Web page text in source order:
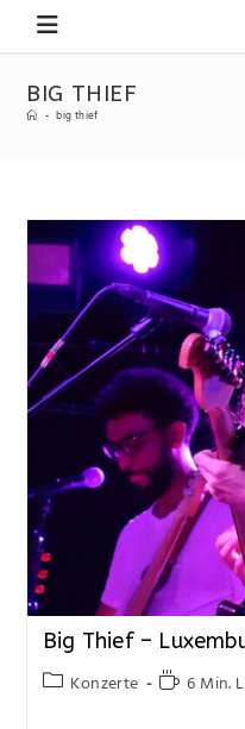
BIG THIEF
- big thief
Big Thief –
Konzerte 6 Min.